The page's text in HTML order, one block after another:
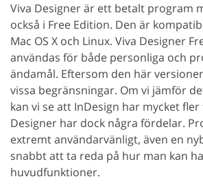
Viva Designer är ett betalt program
också i Free Edition. Den är
Mac OS X och Linux. Viva Designer
användas för både personliga och
ändamål. Eftersom den här
vissa begränsningar. Om vi jämför
kan vi se att InDesign har mycket
Designer har dock några fördelar.
extremt användarvänligt, även en
snabbt att ta reda på hur man kan
huvudfunktioner.